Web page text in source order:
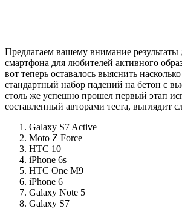
Предлагаем вашему внимание результаты
смартфона для любителей активного
вот теперь оставалось выяснить
стандартный набор падений на бетон с
столь же успешно прошел первый этап
составленный авторами теста, выглядит
Galaxy S7 Active
Moto Z Force
HTC 10
iPhone 6s
HTC One M9
iPhone 6
Galaxy Note 5
Galaxy S7